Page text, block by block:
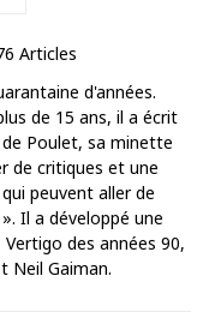
Articles
d'années.
de 15 ans, il a écrit
Poulet, sa minette
de critiques et une
peuvent aller de
Il a développé une
des années 90,
Neil Gaiman.